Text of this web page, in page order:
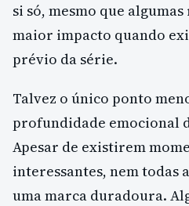
si só, mesmo que
maior impacto quando
prévio da série.
Talvez o único ponto
profundidade emocional
Apesar de existirem
interessantes, nem todas
uma marca duradoura.